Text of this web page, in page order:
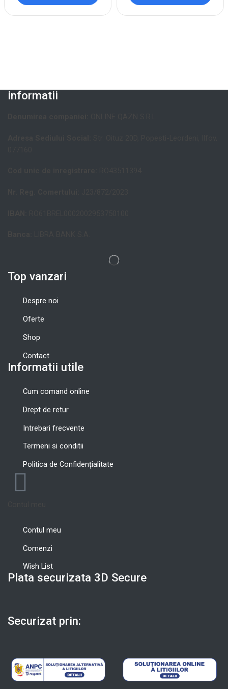
informatii
Top vanzari
Despre noi
Oferte
Shop
Contact
Informatii utile
Cum comand online
Drept de retur
Intrebari frecvente
Termeni si conditii
Politica de Confidențialitate
Contul meu
Comenzi
Wish List
Plata securizata 3D Secure
Securizat prin: